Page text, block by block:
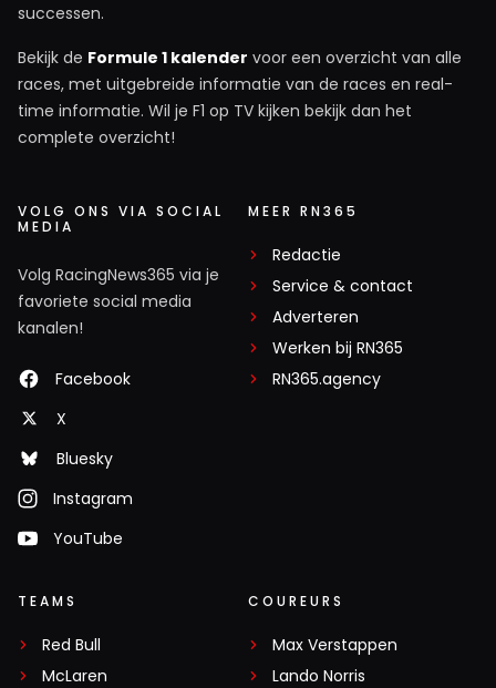
successen.
Bekijk de Formule 1 kalender voor een overzicht van alle
races, met uitgebreide informatie van de races en real-
time informatie. Wil je F1 op TV kijken bekijk dan het
complete overzicht!
VOLG ONS VIA SOCIAL
MEDIA
Volg RacingNews365 via je
favoriete social media
kanalen!
Facebook
X
Bluesky
Instagram
YouTube
MEER RN365
Redactie
Service & contact
Adverteren
Werken bij RN365
RN365.agency
TEAMS
Red Bull
McLaren
COUREURS
Max Verstappen
Lando Norris